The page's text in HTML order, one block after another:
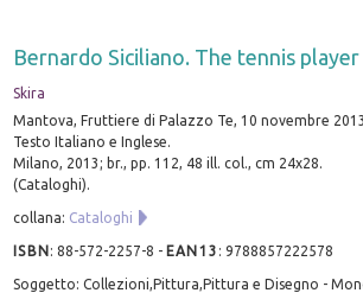
Bernardo Siciliano. The tennis player
Skira
Mantova, Fruttiere di Palazzo Te, 10 novembre
Testo Italiano e Inglese.
Milano, 2013; br., pp. 112, 48 ill. col., cm 24x28.
(Cataloghi).
collana: Cataloghi
ISBN:88-572-2257-8 - EAN13 :9788857222578
Soggetto: Collezioni,Pittura,Pittura e Disegno -